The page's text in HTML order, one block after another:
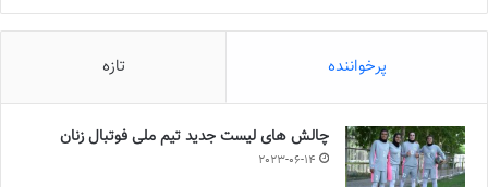
پرخواننده تازه
چالش هاى ليست جدید تيم ملى فوتبال زنان
2023-06-14